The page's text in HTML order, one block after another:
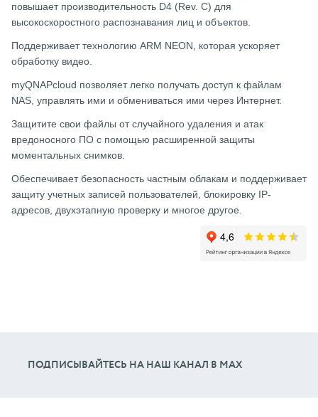
повышает производительность D4 (Rev. C) для
высокоскоростного распознавания лиц и объектов.
Поддерживает технологию ARM NEON, которая ускоряет
обработку видео.
myQNAPcloud позволяет легко получать доступ к файлам
NAS, управлять ими и обмениваться ими через Интернет.
Защитите свои файлы от случайного удаления и атак
вредоносного ПО с помощью расширенной защиты
моментальных снимков.
Обеспечивает безопасность частным облакам и поддерживает
защиту учетных записей пользователей, блокировку IP-
адресов, двухэтапную проверку и многое другое.
ПОДПИСЫВАЙТЕСЬ НА НАШ КАНАЛ В МАХ